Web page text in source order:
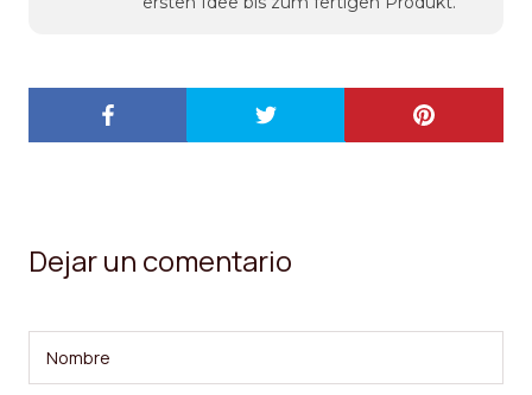
Dejar un comentario